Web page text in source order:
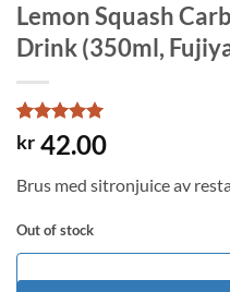
Lemon Squash
Drink (350ml,
Rated5
out of 5
1
customer
kr 42.00
Brus med sitronjuice av
Out of stock